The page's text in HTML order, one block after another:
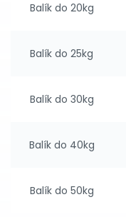
Balík do 20kg
Balík do 25kg
Balík do 30kg
Balík do 40kg
Balík do 50kg